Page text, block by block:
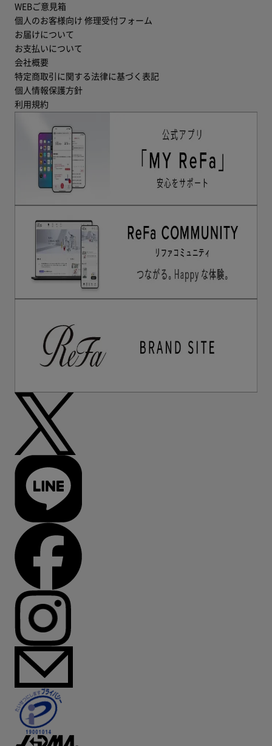
WEBご意見箱
個人のお客様向け 修理受付フォーム
お届けについて
お支払いについて
会社概要
特定商取引に関する法律に基づく表記
個人情報保護方針
利用規約